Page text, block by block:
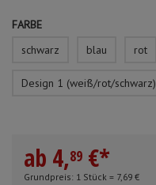
Anmelden
FARBE
schwarz
blau rot
Design 1 (weiß/rot/schwarz)
ab 4,89 €*
Grundpreis: 1 Stück = 7,69 €